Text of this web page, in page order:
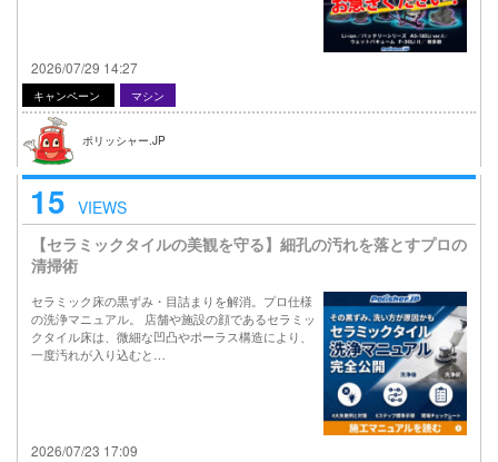
2026/07/29 14:27
キャンペーン マシン
ポリッシャー.JP
15 VIEWS
【セラミックタイルの美観を守る】細孔の汚れを落とすプロの
清掃術
セラミック床の黒ずみ・目詰まりを解消。プロ仕様
の洗浄マニュアル。 店舗や施設の顔であるセラミッ
クタイル床は、微細な凹凸やポーラス構造により、
一度汚れが入り込むと…
2026/07/23 17:09